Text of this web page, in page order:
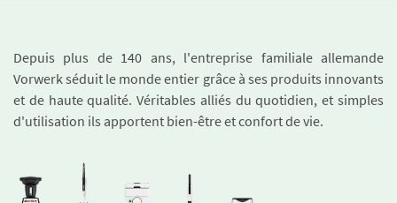
Depuis plus de 140 ans, l'entreprise familiale allemande
Vorwerk séduit le monde entier grâce à ses produits innovants
et de haute qualité. Véritables alliés du quotidien, et simples
d'utilisation ils apportent bien-être et confort de vie.